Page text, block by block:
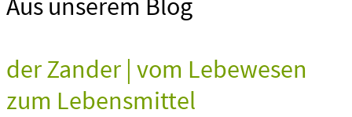
Aus unserem Blog
der Zander | vom Lebewesen
zum Lebensmittel